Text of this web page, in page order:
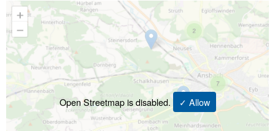
Open Streetmap is disabled. ✓ Allow